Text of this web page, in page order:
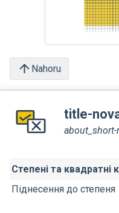
Nahoru
title-
Степені та квадратні
Піднесення до степеня